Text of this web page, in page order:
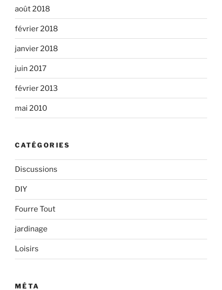
août 2018
février 2018
janvier 2018
juin 2017
février 2013
mai 2010
CATÉGORIES
Discussions
DIY
Fourre Tout
jardinage
Loisirs
MÉTA